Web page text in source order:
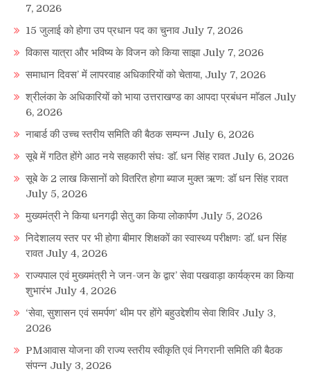
7, 2026
15 जुलाई को होगा उप प्रधान पद का चुनाव July 7, 2026
विकास यात्रा और भविष्य के विजन को किया साझा July 7, 2026
समाधान दिवस’ में लापरवाह अधिकारियों को चेताया, July 7, 2026
श्रीलंका के अधिकारियों को भाया उत्तराखण्ड का आपदा प्रबंधन माॅडल July
6, 2026
नाबार्ड की उच्च स्तरीय समिति की बैठक सम्पन्न July 6, 2026
सूबे में गठित होंगे आठ नये सहकारी संघः डाॅ. धन सिंह रावत July 6, 2026
सूबे के 2 लाख किसानों को वितरित होगा ब्याज मुक्त ऋण: डॉ धन सिंह रावत
July 5, 2026
मुख्यमंत्री ने किया धनगढ़ी सेतु का किया लोकार्पण July 5, 2026
निदेशालय स्तर पर भी होगा बीमार शिक्षकों का स्वास्थ्य परीक्षणः डाॅ. धन सिंह
रावत July 4, 2026
राज्यपाल एवं मुख्यमंत्री ने जन-जन के द्वार’ सेवा पखवाड़ा कार्यक्रम का किया
शुभारंभ July 4, 2026
‘सेवा, सुशासन एवं समर्पण’ थीम पर होंगे बहुउद्देशीय सेवा शिविर July 3,
2026
PMआवास योजना की राज्य स्तरीय स्वीकृति एवं निगरानी समिति की बैठक
संपन्न July 3, 2026